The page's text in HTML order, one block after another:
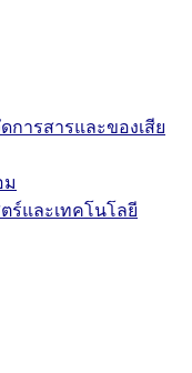
การสารและของเสีย
ม
ร์และเทคโนโลยี